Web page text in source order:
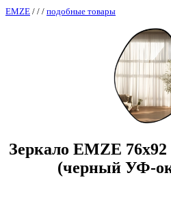
EMZE / / / подобные товары
Зеркало EMZE
(черный УФ-